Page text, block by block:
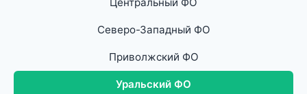
Северо-Западный ФО
Приволжский ФО
Уральский ФО